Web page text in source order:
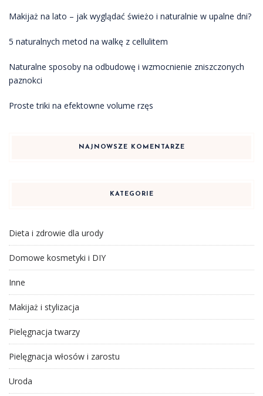
Makijaż na lato – jak wyglądać świeżo i naturalnie w upalne dni?
5 naturalnych metod na walkę z cellulitem
Naturalne sposoby na odbudowę i wzmocnienie zniszczonych
paznokci
Proste triki na efektowne volume rzęs
NAJNOWSZE KOMENTARZE
KATEGORIE
Dieta i zdrowie dla urody
Domowe kosmetyki i DIY
Inne
Makijaż i stylizacja
Pielęgnacja twarzy
Pielęgnacja włosów i zarostu
Uroda